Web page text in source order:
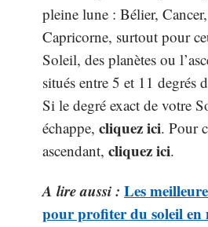
pleine lune : Bélier,
Capricorne, surtout pour
Soleil, des planètes ou
situés entre 5 et 11 degrés
Si le degré exact de votre
échappe, cliquez ici. Pour
ascendant, cliquez ici.
A lire aussi : Les
pour profiter du soleil en